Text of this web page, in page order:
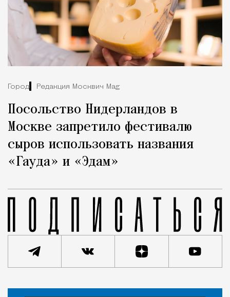
Город Редакция Москвич Mag
Посольство Нидерландов в
Москве запретило фестивалю
сыров использовать названия
«Гауда» и «Эдам»